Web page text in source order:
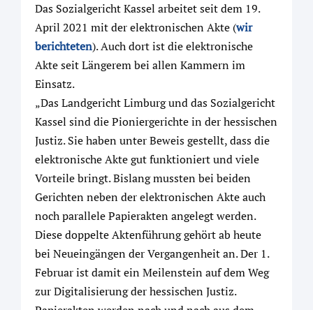
Das Sozialgericht Kassel arbeitet seit dem 19.
April 2021 mit der elektronischen Akte (wir
berichteten). Auch dort ist die elektronische
Akte seit Längerem bei allen Kammern im
Einsatz.
„Das Landgericht Limburg und das Sozialgericht
Kassel sind die Pioniergerichte in der hessischen
Justiz. Sie haben unter Beweis gestellt, dass die
elektronische Akte gut funktioniert und viele
Vorteile bringt. Bislang mussten bei beiden
Gerichten neben der elektronischen Akte auch
noch parallele Papierakten angelegt werden.
Diese doppelte Aktenführung gehört ab heute
bei Neueingängen der Vergangenheit an. Der 1.
Februar ist damit ein Meilenstein auf dem Weg
zur Digitalisierung der hessischen Justiz.